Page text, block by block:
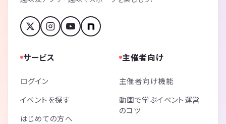
サービス
ログイン
イベントを探す
はじめての方へ
主催者向け
主催者向け機能
動画で学ぶイベント運営
のコツ